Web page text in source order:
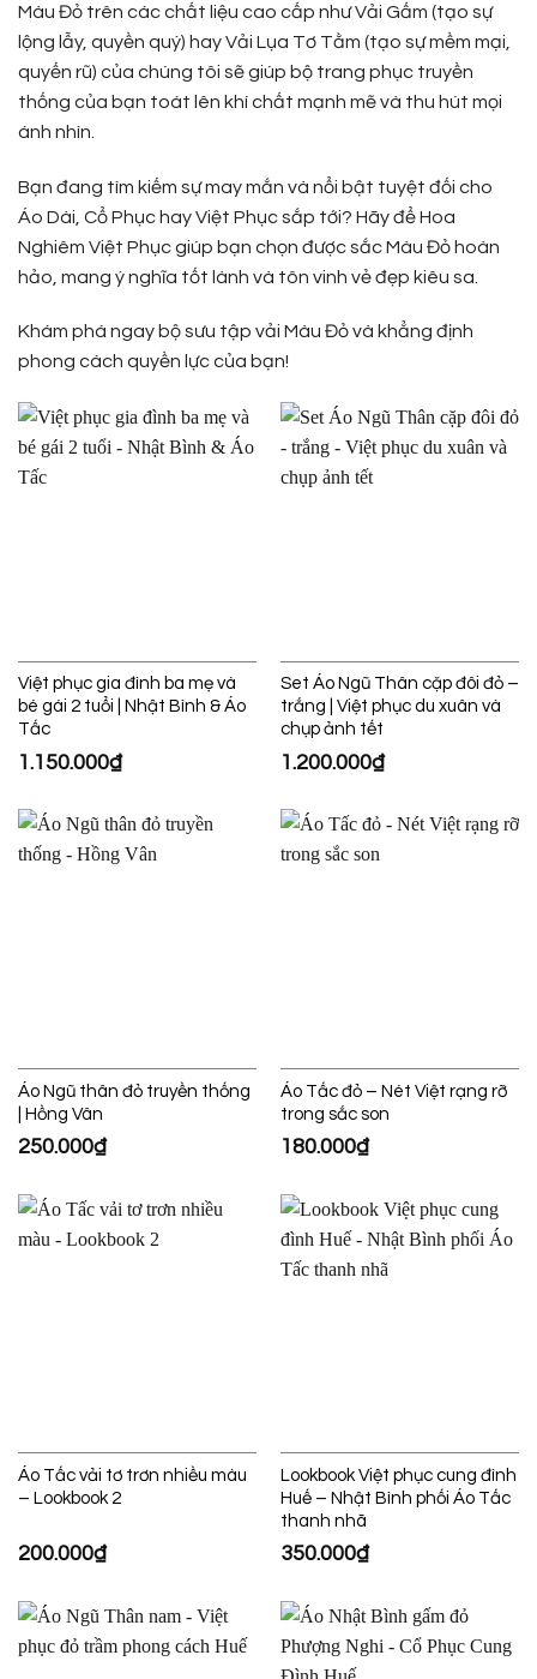
Màu Đỏ trên các chất liệu cao cấp như Vải Gấm (tạo sự
lộng lẫy, quyền quý) hay Vải Lụa Tơ Tằm (tạo sự mềm mại,
quyến rũ) của chúng tôi sẽ giúp bộ trang phục truyền
thống của bạn toát lên khí chất mạnh mẽ và thu hút mọi
ánh nhìn.
Bạn đang tìm kiếm sự may mắn và nổi bật tuyệt đối cho
Áo Dài, Cổ Phục hay Việt Phục sắp tới? Hãy để Hoa
Nghiêm Việt Phục giúp bạn chọn được sắc Màu Đỏ hoàn
hảo, mang ý nghĩa tốt lành và tôn vinh vẻ đẹp kiêu sa.
Khám phá ngay bộ sưu tập vải Màu Đỏ và khẳng định
phong cách quyền lực của bạn!
Việt phục gia đình ba mẹ và
bé gái 2 tuổi | Nhật Bình & Áo
Tấc
1.150.000₫
Set Áo Ngũ Thân cặp đôi đỏ –
trắng | Việt phục du xuân và
chụp ảnh tết
1.200.000₫
Áo Ngũ thân đỏ truyền thống
| Hồng Vân
250.000₫
Áo Tấc đỏ – Nét Việt rạng rỡ
trong sắc son
180.000₫
Áo Tấc vải tơ trơn nhiều màu
– Lookbook 2
200.000₫
Lookbook Việt phục cung đình
Huế – Nhật Bình phối Áo Tấc
thanh nhã
350.000₫